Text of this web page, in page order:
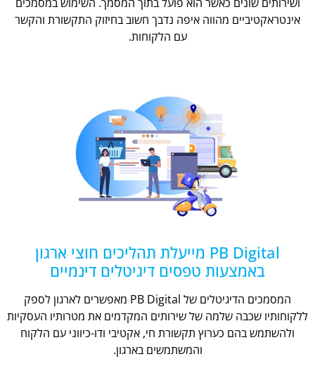
אינטראקטיביים מהווה איפה נדבך חשוב בחיזוק התקשורת והקשר
עם הלקוחות.
PB Digital מייעלת תהליכים חוצי ארגון
באמצעות טפסים דיגיטלים דינמיים
המסמכים הדיגיטלים של PB Digital מאפשרים לארגון לספק
ללקוחותיו שכבה שלמה של שירותים המקדמים את מטרותיו העסקיות
ולהשתמש בהם כערוץ תקשורת חי, אקטיבי ודו-כיווני עם הלקוח
והמשתמשים בארגון.